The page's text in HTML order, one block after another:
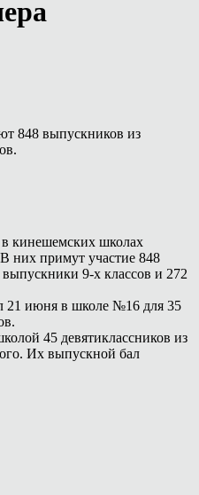
848 выпускников из
кинешемских школах
них примут участие 848
9-х классов и 272
21 июня в школе №16 для 35
45 девятиклассников из
Их выпускной бал